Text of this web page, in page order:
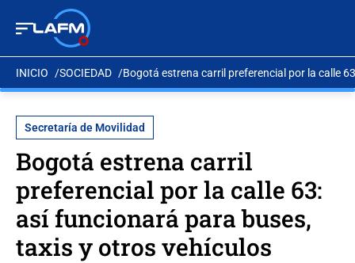
INICIO SOCIEDAD Bogotá estrena carril preferencial por la calle
Secretaría de Movilidad
Bogotá estrena carril
preferencial por la calle 63:
así funcionará para buses,
taxis y otros vehículos